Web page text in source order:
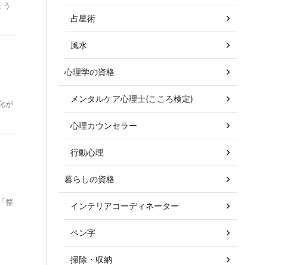
が
整
占星術
風水
心理学の資格
メンタルケア心理士(こころ検定)
心理カウンセラー
行動心理
暮らしの資格
インテリアコーディネーター
ペン字
掃除・収納